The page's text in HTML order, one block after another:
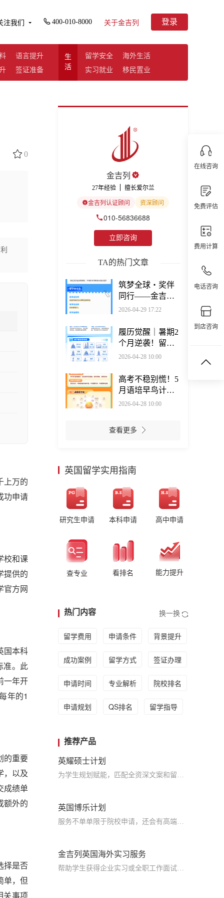
注我们 400-010-8000 关于金吉列 登录
语言提升
签证准备
生
活
留学安全
海外生活
实习就业
移民置业
在线咨询
免费评估
费用计算
电话咨询
到店咨询
0
上万的
功申请
校和课
提供的
官方网
国本科
准。此
一年开
年的1
的重要
，以及
成绩单
额外的
择是否
单，但
关事项
金吉列
27年经验 擅长爱尔兰
金吉列认证顾问 资深顾问
010-56836688
立即咨询
TA的热门文章
筑梦全球・奖伴
同行——金吉列
奖学金系列直播
2026-04-29 17:22
履历觉醒｜暑期2
个月逆袭！留学
党必看的科研
2026-04-28 10:00
高考不稳别慌！5
月语培早鸟计
划，留学保底双
2026-04-28 10:00
查看更多
英国留学实用指南
研究生申请 本科申请 高中申请
查专业 看排名 能力提升
热门内容 换一换
留学费用 申请条件 背景提升
成功案例 留学方式 签证办理
申请时间 专业解析 院校排名
申请规划 QS排名 留学指导
推荐产品
英耀硕士计划
为学生规划赋能，匹配全资深文案和留学咨询师团队，海外名校导师助阵加持，利用五维立体模型的科学分析方法，真正的助力留学申请，实现名校梦
英国博乐计划
服务不单单限于院校申请，还会有高端规划师、海外导师提供申请指导服务，帮助学生申请到梦寐以求的院校
金吉列英国海外实习服务
帮助学生获得企业实习或全职工作面试机会，顺利进入英国本地企业进行实习或全职工作